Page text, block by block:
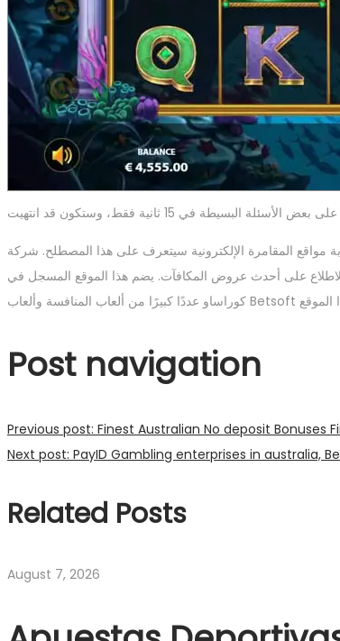
المقامرة الإلكترونية سيتعرف على هذا المصطلح. شركة
على أحدث عروض المكافآت. يضم هذا الموقع المسجل في
Post navigation
Previous post: Finest Australian No deposit Bonuses
Next post: PayID Gambling enterprises in australia,
Related Posts
August 7, 2026